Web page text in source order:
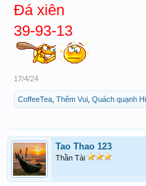
Đá xiên
39-93-13
17/4/24
CoffeeTea Thêm Vui Quách quạnh
Tao Thao 123
Thần Tài